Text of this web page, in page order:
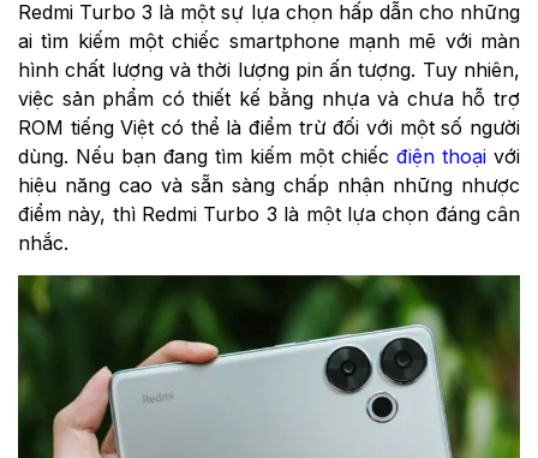
Redmi Turbo 3 là một sự lựa chọn hấp dẫn cho những
ai tìm kiếm một chiếc smartphone mạnh mẽ với màn
hình chất lượng và thời lượng pin ấn tượng. Tuy nhiên,
việc sản phẩm có thiết kế bằng nhựa và chưa hỗ trợ
ROM tiếng Việt có thể là điểm trừ đối với một số người
dùng. Nếu bạn đang tìm kiếm một chiếc điện thoại với
hiệu năng cao và sẵn sàng chấp nhận những nhược
điểm này, thì Redmi Turbo 3 là một lựa chọn đáng cân
nhắc.